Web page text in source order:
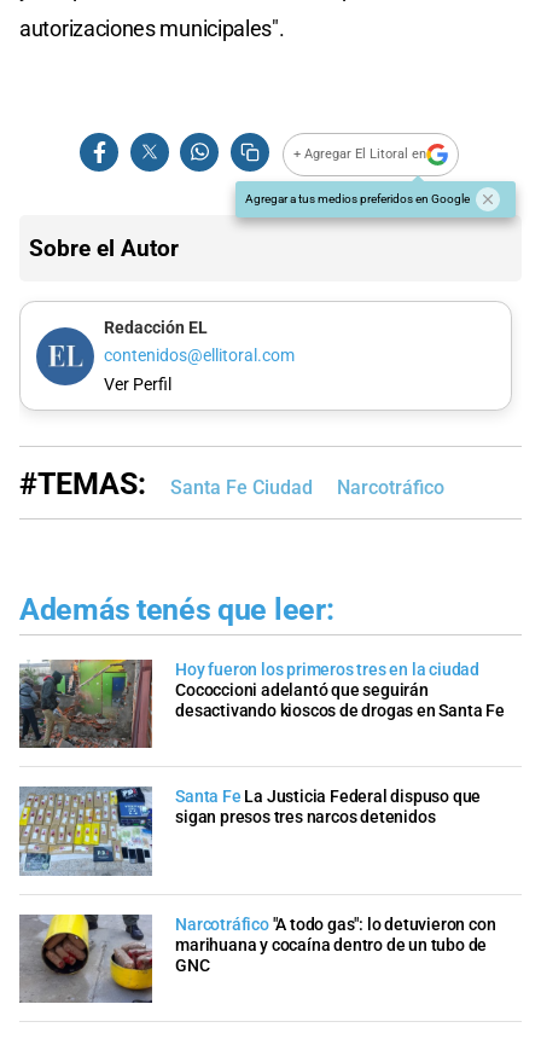
autorizaciones municipales".
+ Agregar El Litoral en
Agregar a tus medios preferidos en Google
Sobre el Autor
Redacción EL
contenidos@ellitoral.com
Ver Perfil
#TEMAS: Santa Fe Ciudad Narcotráfico
Además tenés que leer:
Hoy fueron los primeros tres en la ciudad
Cococcioni adelantó que seguirán
desactivando kioscos de drogas en Santa Fe
Santa Fe La Justicia Federal dispuso que
sigan presos tres narcos detenidos
Narcotráfico"A todo gas": lo detuvieron con
marihuana y cocaína dentro de un tubo de
GNC